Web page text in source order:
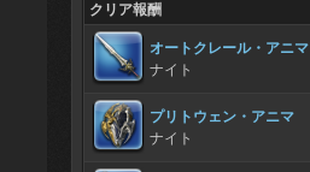
クリア報酬
オートクレール・アニマ
ナイト
プリトウェン・アニマ
ナイト